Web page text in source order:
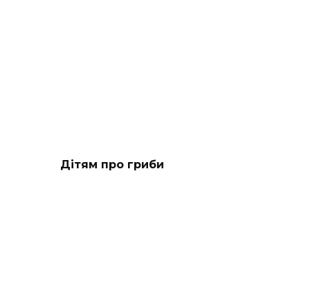
Дітям про гриби